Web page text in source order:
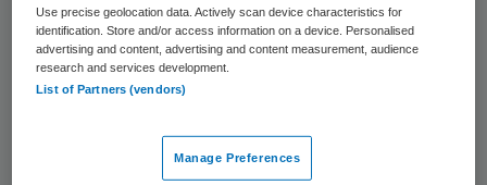
de NZa. Dat gaat om zo’n 450.000
verwijzingen per maand.
Dit betekent volgens de NZa dat veel
behandelingen later moeten worden
ingehaald: “De planbare urgente zorg dreigt
Use precise geolocation data. Actively scan device characteristics for
identification. Store and/or access information on a device. Personalised
advertising and content, advertising and content measurement, audience
research and services development.
List of Partners (vendors)
Manage Preferences